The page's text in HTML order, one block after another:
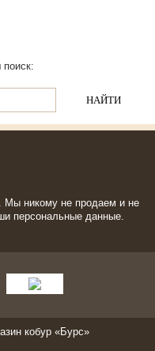
Мы никому не продаем и не
персональные данные.
кобур«Бурс»